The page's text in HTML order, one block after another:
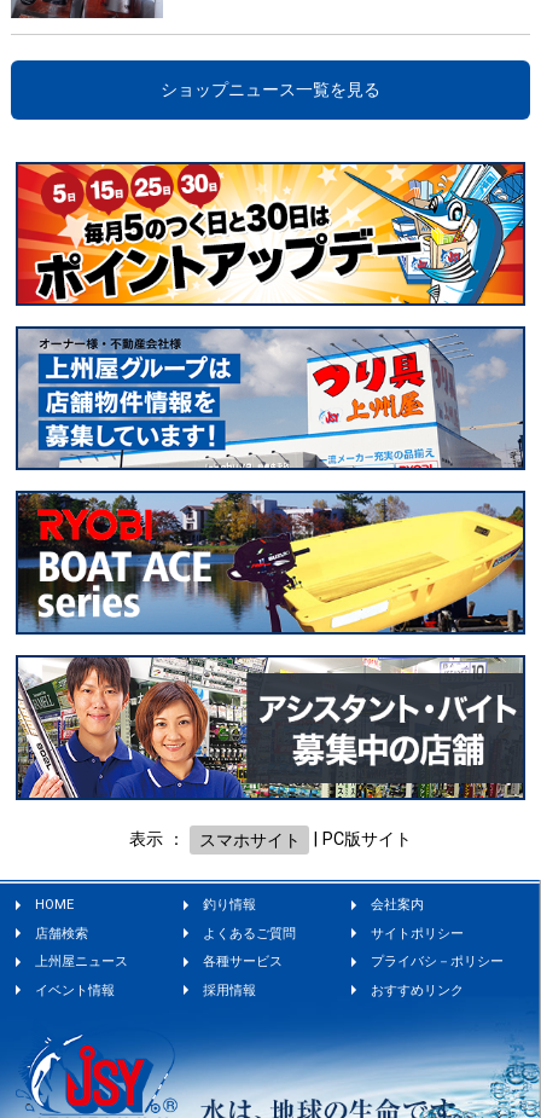
ショップニュース一覧を見る
表示 ： スマホサイト PC版サイト
HOME 釣り情報
会社案内
店舗検索
よくあるご質問
サイトポリシー
上州屋ニュース
各種サービス
プライバシ－ポリシー
イベント情報
採用情報 おすすめリンク